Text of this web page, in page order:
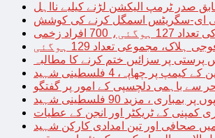
صدر ٹرمپ الیکشن لڑنے کیلیے نااہل
زخمی
پر سزائیں ختم کرنے کا مطالبہ
پر چھاپہ، 4 فلسطینی شہید
سے باہمی دلچسپی کے امور پر گفتگو
، مزید 90 فلسطینی شہید
کمپنی کے ٹریکٹر اور انجن کے عطیات
صحافی اور تین امدادی کارکن شہید